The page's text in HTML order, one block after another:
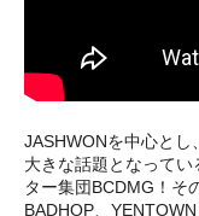
JASHWONを中心とし
大きな話題となって
ター集団BCDMG！そ
BADHOP、